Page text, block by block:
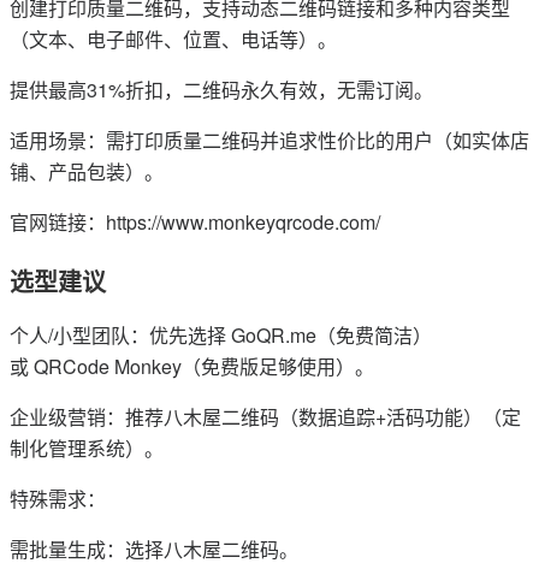
创建打印质量二维码，支持动态二维码链接和多种内容类型
（文本、电子邮件、位置、电话等）。
提供最高31%折扣，二维码永久有效，无需订阅。
适用场景：需打印质量二维码并追求性价比的用户（如实体店
铺、产品包装）。
官网链接：https://www.monkeyqrcode.com/
选型建议
个人/小型团队：优先选择 GoQR.me（免费简洁）
或 QRCode Monkey（免费版足够使用）。
企业级营销：推荐八木屋二维码（数据追踪+活码功能）（定
制化管理系统）。
特殊需求：
需批量生成：选择八木屋二维码。